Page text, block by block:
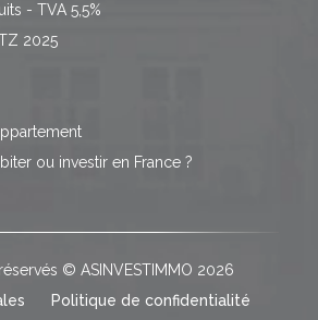
- TVA 5,5%
2025
ou investir en France ?
© ASINVESTIMMO 2026
Politique de confidentialité